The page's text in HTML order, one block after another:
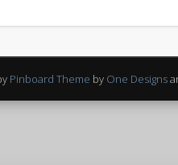
Pinboard Theme by One Designs